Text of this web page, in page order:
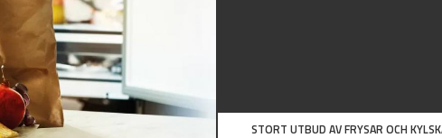
STORT UTBUD AV FRYSAR OCH